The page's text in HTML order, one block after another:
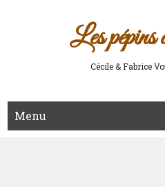
Les
Cécile & Fabrice
Menu